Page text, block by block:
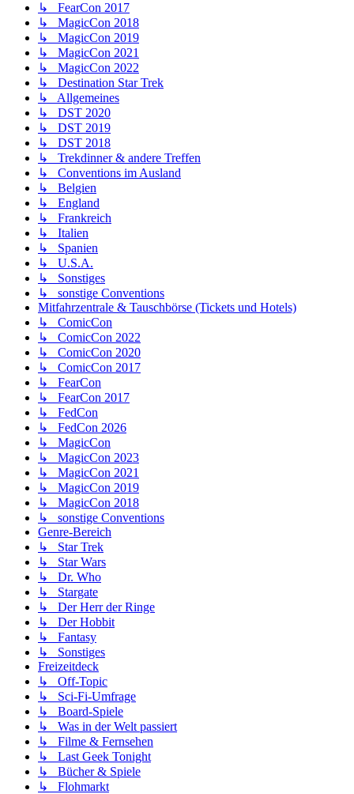
↳ FearCon 2017
↳ MagicCon 2018
↳ MagicCon 2019
↳ MagicCon 2021
↳ MagicCon 2022
↳ Destination Star Trek
↳ Allgemeines
↳ DST 2020
↳ DST 2019
↳ DST 2018
↳ Trekdinner & andere Treffen
↳ Conventions im Ausland
↳ Belgien
↳ England
↳ Frankreich
↳ Italien
↳ Spanien
↳ U.S.A.
↳ Sonstiges
↳ sonstige Conventions
Mitfahrzentrale & Tauschbörse (Tickets und Hotels)
↳ ComicCon
↳ ComicCon 2022
↳ ComicCon 2020
↳ ComicCon 2017
↳ FearCon
↳ FearCon 2017
↳ FedCon
↳ FedCon 2026
↳ MagicCon
↳ MagicCon 2023
↳ MagicCon 2021
↳ MagicCon 2019
↳ MagicCon 2018
↳ sonstige Conventions
Genre-Bereich
↳ Star Trek
↳ Star Wars
↳ Dr. Who
↳ Stargate
↳ Der Herr der Ringe
↳ Der Hobbit
↳ Fantasy
↳ Sonstiges
Freizeitdeck
↳ Off-Topic
↳ Sci-Fi-Umfrage
↳ Board-Spiele
↳ Was in der Welt passiert
↳ Filme & Fernsehen
↳ Last Geek Tonight
↳ Bücher & Spiele
↳ Flohmarkt